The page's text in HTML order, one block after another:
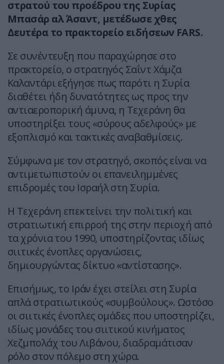
στρατού του προέδρου της Συρίας
Μπασάρ αλ Άσαντ, μετέδωσε χθες
Δευτέρα το πρακτορείο ειδήσεων FARS.
Σε συνέντευξη που παραχώρησε στο
πρακτορείο, ο στρατηγός Σαΐντ Χάμζα
Καλαντάρι εξήγησε πως παρότι η Συρία
διαθέτει ήδη δυνατότητες ως προς την
αντιαεροπορική άμυνα, η Τεχεράνη θα
υποστηρίξει τους «σύρους αδελφούς» με
εξοπλισμό και τακτικές αναβαθμίσεις.
Σύμφωνα με τον στρατηγό, σκοπός είναι να
αντιμετωπιστούν οι επανειλημμένες
επιδρομές του Ισραήλ στη Συρία.
Η Τεχεράνη επεκτείνει την πολιτική και
στρατιωτική επιρροή της στην περιοχή από
τα χρόνια του 1990, υποστηρίζοντας ιδίως
σιιτικές ένοπλες οργανώσεις,
δημιουργώντας δίκτυο «αντίστασης».
Επισήμως, το Ιράν έχει στείλει στη Συρία
απλά στρατιωτικούς «συμβούλους». Ωστόσο
οι σιιτικές ένοπλες ομάδες που υποστηρίζει,
ιδίως μονάδες του σιιτικού κινήματος
Χεζμπολάχ του Λιβάνου, διαδραμάτισαν
ρόλο στον πόλεμο στη χώρα.